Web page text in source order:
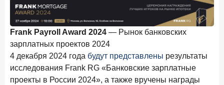
Frank Payroll Award 2024 — Рынок банковских
зарплатных проектов 2024
4 декабря 2024 года будут представлены результаты
исследования Frank RG «Банковские зарплатные
проекты в России 2024», а также вручены награды